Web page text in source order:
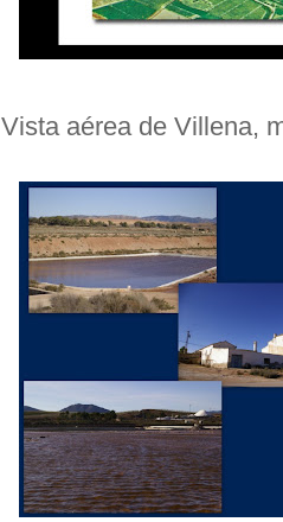
Vista aérea de Villena,